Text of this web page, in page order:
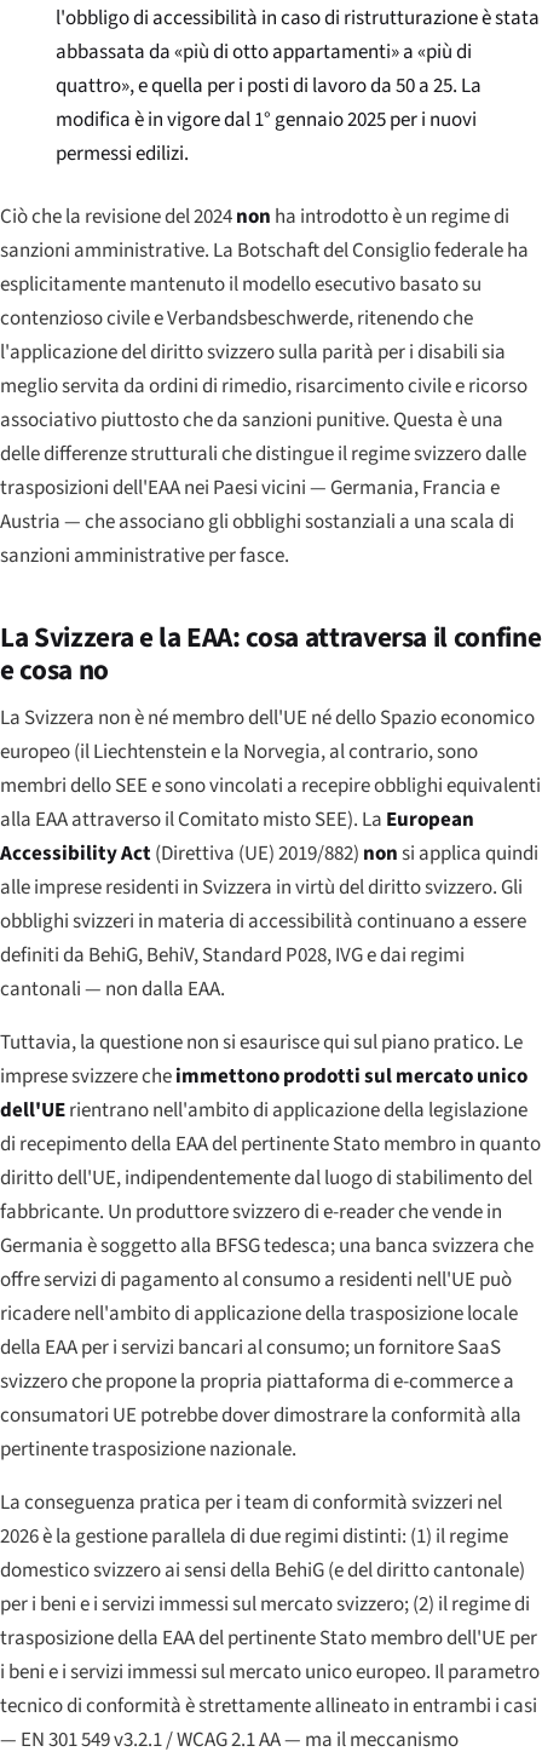
l'obbligo di accessibilità in caso di ristrutturazione è stata
abbassata da «più di otto appartamenti» a «più di
quattro», e quella per i posti di lavoro da 50 a 25. La
modifica è in vigore dal 1° gennaio 2025 per i nuovi
permessi edilizi.
Ciò che la revisione del 2024non ha introdotto è un regime di
sanzioni amministrative. La Botschaft del Consiglio federale ha
esplicitamente mantenuto il modello esecutivo basato su
contenzioso civile e Verbandsbeschwerde, ritenendo che
l'applicazione del diritto svizzero sulla parità per i disabili sia
meglio servita da ordini di rimedio, risarcimento civile e ricorso
associativo piuttosto che da sanzioni punitive. Questa è una
delle differenze strutturali che distingue il regime svizzero dalle
trasposizioni dell'EAA nei Paesi vicini — Germania, Francia e
Austria — che associano gli obblighi sostanziali a una scala di
sanzioni amministrative per fasce.
La Svizzera e la EAA: cosa attraversa il confine
e cosa no
La Svizzera non è né membro dell'UE né dello Spazio economico
europeo (il Liechtenstein e la Norvegia, al contrario, sono
membri dello SEE e sono vincolati a recepire obblighi equivalenti
alla EAA attraverso il Comitato misto SEE). La European
Accessibility Act(Direttiva (UE) 2019/882) nonsi applica quindi
alle imprese residenti in Svizzera in virtù del diritto svizzero. Gli
obblighi svizzeri in materia di accessibilità continuano a essere
definiti da BehiG, BehiV, Standard P028, IVG e dai regimi
cantonali — non dalla EAA.
Tuttavia, la questione non si esaurisce qui sul piano pratico. Le
imprese svizzere cheimmettono prodotti sul mercato unico
dell'UErientrano nell'ambito di applicazione della legislazione
di recepimento della EAA del pertinente Stato membro in quanto
diritto dell'UE, indipendentemente dal luogo di stabilimento del
fabbricante. Un produttore svizzero di e-reader che vende in
Germania è soggetto alla BFSG tedesca; una banca svizzera che
offre servizi di pagamento al consumo a residenti nell'UE può
ricadere nell'ambito di applicazione della trasposizione locale
della EAA per i servizi bancari al consumo; un fornitore SaaS
svizzero che propone la propria piattaforma di e-commerce a
consumatori UE potrebbe dover dimostrare la conformità alla
pertinente trasposizione nazionale.
La conseguenza pratica per i team di conformità svizzeri nel
2026 è la gestione parallela di due regimi distinti: (1) il regime
domestico svizzero ai sensi della BehiG (e del diritto cantonale)
per i beni e i servizi immessi sul mercato svizzero; (2) il regime di
trasposizione della EAA del pertinente Stato membro dell'UE per
i beni e i servizi immessi sul mercato unico europeo. Il parametro
tecnico di conformità è strettamente allineato in entrambi i casi
— EN 301 549 v3.2.1 / WCAG 2.1 AA — ma il meccanismo